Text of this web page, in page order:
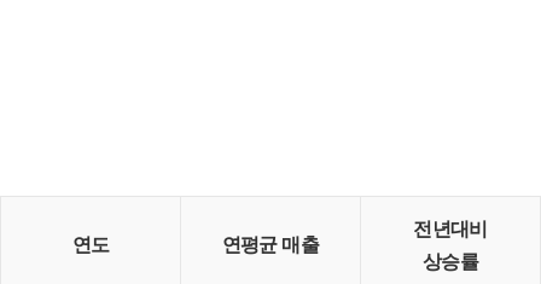
연도 연평균 매출
전년대비
상승률